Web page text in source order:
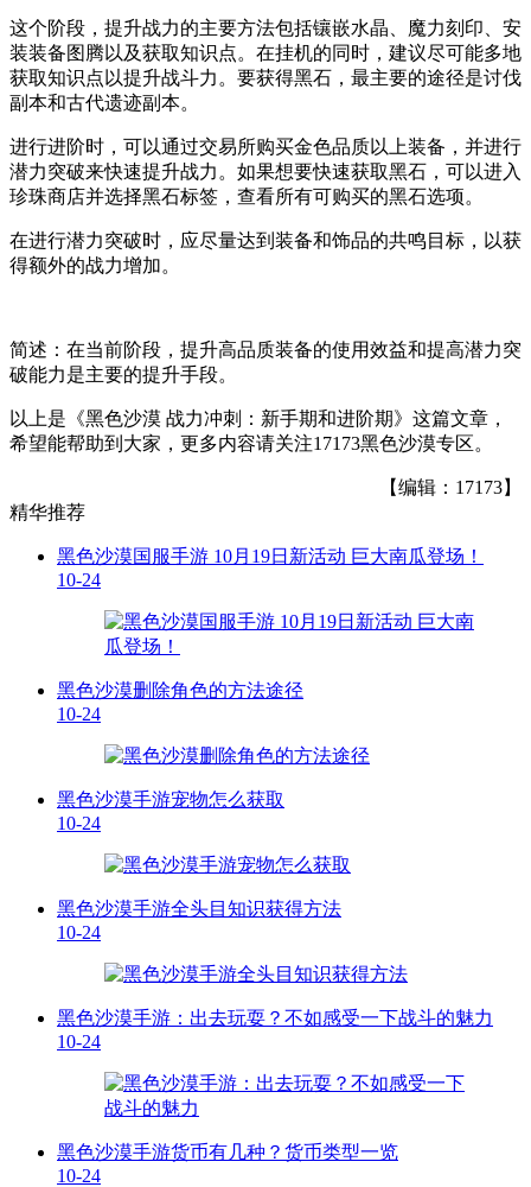
这个阶段，提升战力的主要方法包括镶嵌水晶、魔力刻印、安
装装备图腾以及获取知识点。在挂机的同时，建议尽可能多地
获取知识点以提升战斗力。要获得黑石，最主要的途径是讨伐
副本和古代遗迹副本。
进行进阶时，可以通过交易所购买金色品质以上装备，并进行
潜力突破来快速提升战力。如果想要快速获取黑石，可以进入
珍珠商店并选择黑石标签，查看所有可购买的黑石选项。
在进行潜力突破时，应尽量达到装备和饰品的共鸣目标，以获
得额外的战力增加。
简述：在当前阶段，提升高品质装备的使用效益和提高潜力突
破能力是主要的提升手段。
以上是《黑色沙漠 战力冲刺：新手期和进阶期》这篇文章，
希望能帮助到大家，更多内容请关注17173黑色沙漠专区。
【编辑：17173】
精华推荐
黑色沙漠国服手游 10月19日新活动 巨大南瓜登场！
10-24
黑色沙漠删除角色的方法途径
10-24
黑色沙漠手游宠物怎么获取
10-24
黑色沙漠手游全头目知识获得方法
10-24
黑色沙漠手游：出去玩耍？不如感受一下战斗的魅力
10-24
黑色沙漠手游货币有几种？货币类型一览
10-24